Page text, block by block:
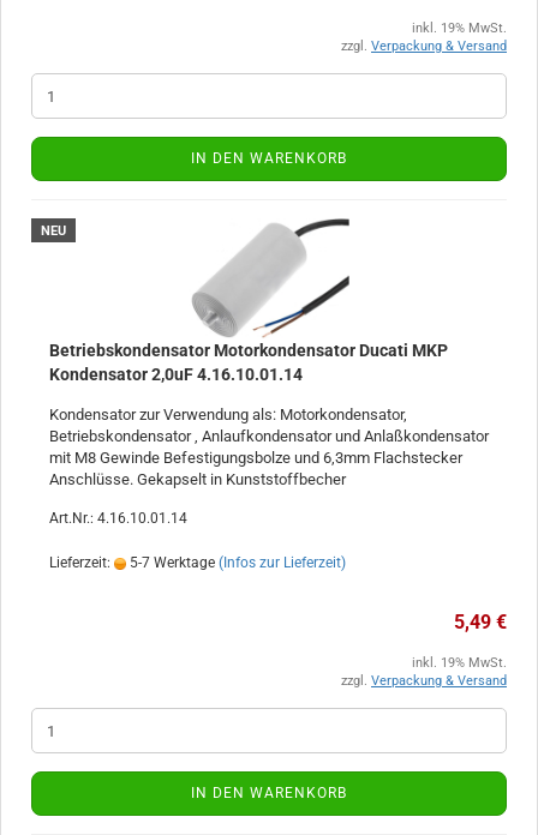
inkl. 19% MwSt.
zzgl. Verpackung & Versand
IN DEN WARENKORB
NEU
Betriebskondensator Motorkondensator Ducati MKP
Kondensator 2,0uF 4.16.10.01.14
Kondensator zur Verwendung als: Motorkondensator,
Betriebskondensator , Anlaufkondensator und Anlaßkondensator
mit M8 Gewinde Befestigungsbolze und 6,3mm Flachstecker
Anschlüsse. Gekapselt in Kunststoffbecher
Art.Nr.: 4.16.10.01.14
Lieferzeit: 5-7 Werktage (Infos zur Lieferzeit)
5,49 €
inkl. 19% MwSt.
zzgl. Verpackung & Versand
IN DEN WARENKORB